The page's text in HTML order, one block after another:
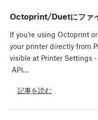
Octoprint/Duetにファ
If you’re using Octoprint
your printer directly from
visible at Printer Settings
API…
記事を読む